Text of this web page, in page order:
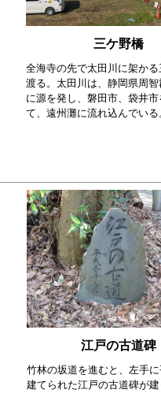
三ケ野橋
全海寺の先で太田川に架か
渡る。太田川は、静岡県周
に源を発し、磐田市、袋井
て、遠州灘に流れ込んでいる
江戸の古道碑
竹林の坂道を進むと、左手
建てられた江戸の古道碑が